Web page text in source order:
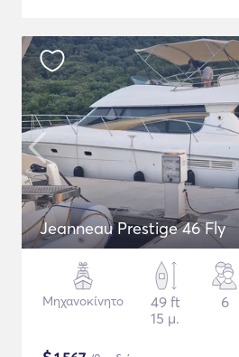
Jeanneau Prestige 46 Fly
Μηχανοκίνητο
49 ft
15 μ.
6